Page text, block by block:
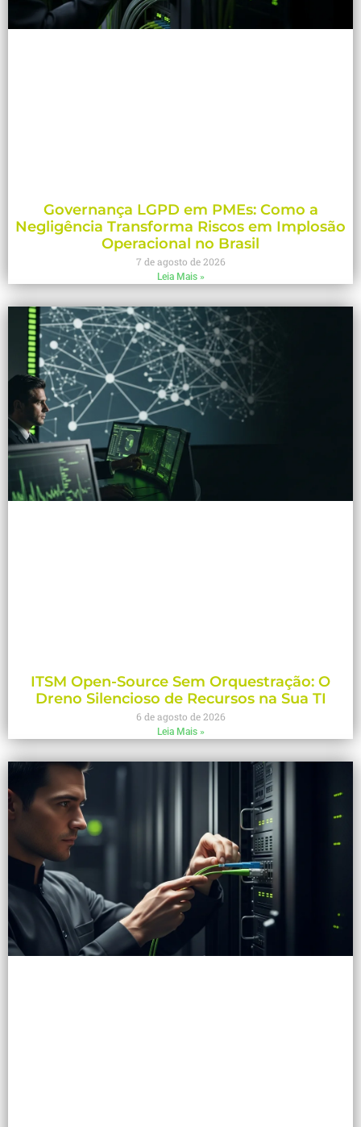
Governança LGPD em PMEs: Como a
Negligência Transforma Riscos em Implosão
Operacional no Brasil
7 de agosto de 2026
Leia Mais »
ITSM Open-Source Sem Orquestração: O
Dreno Silencioso de Recursos na Sua TI
6 de agosto de 2026
Leia Mais »